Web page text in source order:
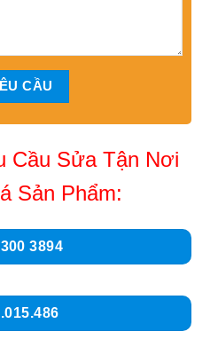
Cầu Sửa Tận Nơi
Sản Phẩm:
3894